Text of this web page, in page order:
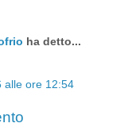
ha detto...
alle ore 12:54